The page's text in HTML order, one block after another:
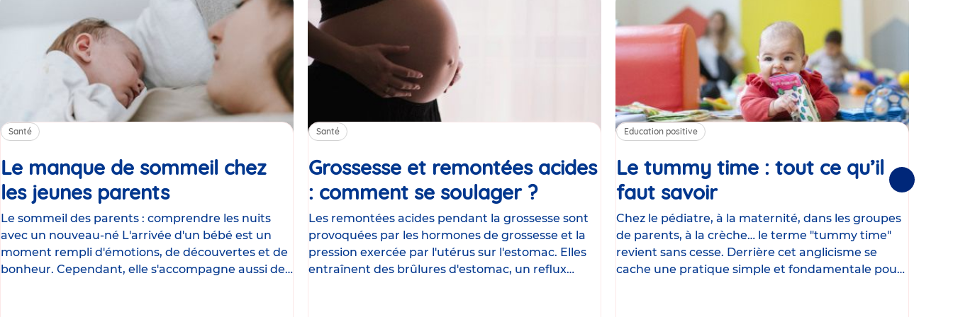
Santé
Le manque de sommeil chez
les jeunes parentsArticle
Le sommeil des parents : comprendre les nuits
avec un nouveau-né L'arrivée d'un bébé est un
moment rempli d'émotions, de découvertes et de
bonheur. Cependant, elle s'accompagne aussi de
Santé
Grossesse et remontées acides
: comment se soulager ?Article
Les remontées acides pendant la grossesse sont
provoquées par les hormones de grossesse et la
pression exercée par l'utérus sur l'estomac. Elles
entraînent des brûlures d'estomac, un reflux
Education positive
Le tummy time : tout ce qu’il
faut savoirArticle
Chez le pédiatre, à la maternité, dans les groupes
de parents, à la crèche… le terme "tummy time"
revient sans cesse. Derrière cet anglicisme se
cache une pratique simple et fondamentale pour
Suivantes